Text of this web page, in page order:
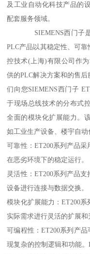
及工业自动化科技产品的
配套服务领域。
SIEMENS西门子是工
PLC产品以其稳定性、可
控技术(上海)有限公司作
供的PLC解决方案和的售
们向您SIEMENS西门子
于现场总线技术的分布式
全面的模块化扩展能力。
如工业生产设备、楼宇自动
可靠性：ET200系列产品
在恶劣环境下的稳定运行。
灵活性：ET200系列产品
设备进行连接与数据交换。
模块化扩展能力：ET200
实际需求进行灵活的扩展和
可编程性：ET200系列产
现复杂的控制逻辑和功能